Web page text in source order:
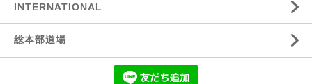
INTERNATIONAL
総本部道場